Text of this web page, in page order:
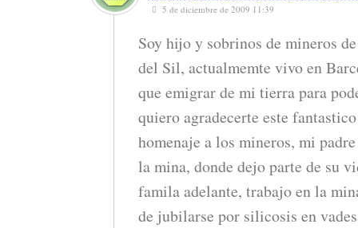
5 de diciembre de 2009 11:39
Soy hijo y sobrinos de mineros
del Sil, actualmemte vivo en
que emigrar de mi tierra para
quiero agradecerte este
homenaje a los mineros, mi
la mina, donde dejo parte de su
famila adelante, trabajo en la
de jubilarse por silicosis en